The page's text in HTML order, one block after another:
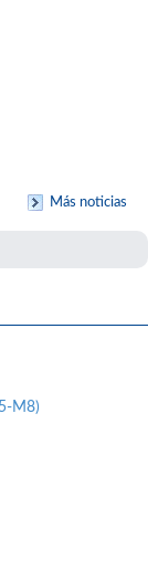
Más noticias
M8)